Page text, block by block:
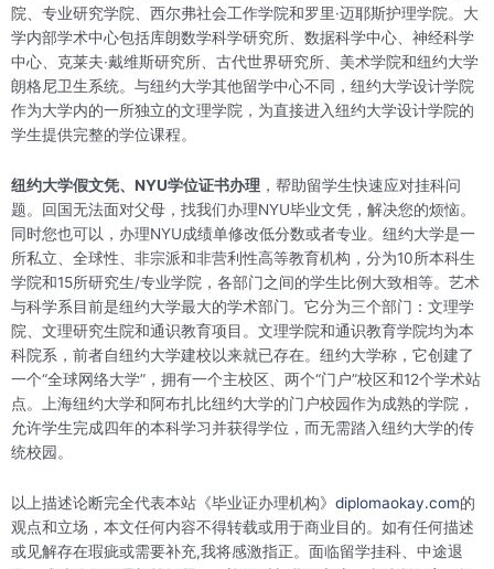
院、专业研究学院、西尔弗社会工作学院和罗里·迈耶斯护理学院。大
学内部学术中心包括库朗数学科学研究所、数据科学中心、神经科学
中心、克莱夫·戴维斯研究所、古代世界研究所、美术学院和纽约大学
朗格尼卫生系统。与纽约大学其他留学中心不同，纽约大学设计学院
作为大学内的一所独立的文理学院，为直接进入纽约大学设计学院的
学生提供完整的学位课程。
纽约大学假文凭、NYU学位证书办理 ，帮助留学生快速应对挂科问
题。回国无法面对父母，找我们办理NYU毕业文凭，解决您的烦恼。
同时您也可以，办理NYU成绩单修改低分数或者专业。纽约大学是一
所私立、全球性、非宗派和非营利性高等教育机构，分为10所本科生
学院和15所研究生/专业学院，各部门之间的学生比例大致相等。艺术
与科学系目前是纽约大学最大的学术部门。它分为三个部门：文理学
院、文理研究生院和通识教育项目。文理学院和通识教育学院均为本
科院系，前者自纽约大学建校以来就已存在。纽约大学称，它创建了
一个“全球网络大学”，拥有一个主校区、两个“门户”校区和12个学术站
点。上海纽约大学和阿布扎比纽约大学的门户校园作为成熟的学院，
允许学生完成四年的本科学习并获得学位，而无需踏入纽约大学的传
统校园。
以上描述论断完全代表本站《毕业证办理机构》 diplomaokay.com的
观点和立场，本文任何内容不得转载或用于商业目的。如有任何描述
或见解存在瑕疵或需要补充,我将感激指正。面临留学挂科、中途退